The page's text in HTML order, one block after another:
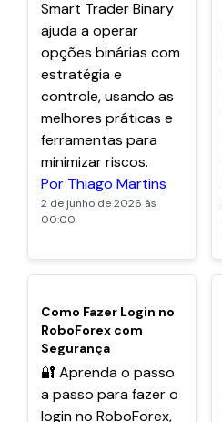
Smart Trader Binary
ajuda a operar
opções binárias com
estratégia e
controle, usando as
melhores práticas e
ferramentas para
minimizar riscos.
Por Thiago Martins
2 de junho de 2026 às
00:00
POPULARES
Como Fazer Login no
RoboForex com
Segurança
🔐 Aprenda o passo
a passo para fazer o
login no RoboForex,